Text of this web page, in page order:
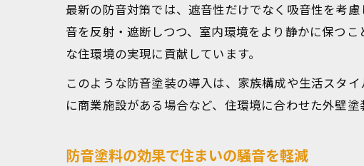
ガ
最新の防音対策では、遮音性だけでなく吸音性を考
音を反射・遮断しつつ、室内環境をより静かに保つ
な住環境の実現に貢献しています。
このような防音塗装の導入は、家族構成や生活スタ
に商業施設がある場合など、住環境に合わせた外壁
防音塗料の効果で住まいの騒音を軽減